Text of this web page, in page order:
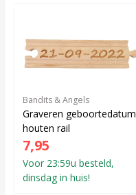
Bandits & Angels
Graveren geboortedatum
houten rail
7,95
Voor 23:59u besteld,
dinsdag in huis!